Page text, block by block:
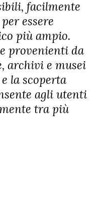
facilmente
essere
più ampio.
provenienti da
archivi e musei
la scoperta
agli utenti
tra più